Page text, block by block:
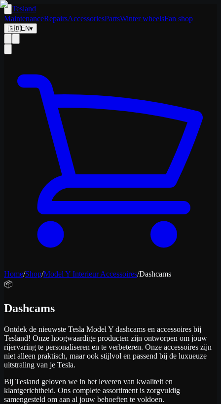
Tesland
MaintenanceRepairsAccessoriesPartsWinter wheelsFan shop
🇬🇧EN▾
Home/Shop/Model Y Interieur Accessoires/Dashcams
📦
Dashcams
Ontdek de nieuwste Tesla Model Y dashcams en accessoires bij
Tesland! Onze hoogwaardige producten zijn ontworpen om jouw
rijervaring te personaliseren en te verbeteren. Onze accessoires zijn
niet alleen praktisch, maar ook stijlvol en passend bij de luxueuze
uitstraling van je Tesla.
Bij Tesland geloven we in het leveren van kwaliteit en
klantgerichtheid. Ons complete assortiment is zorgvuldig
samengesteld om aan al jouw behoeften te voldoen.